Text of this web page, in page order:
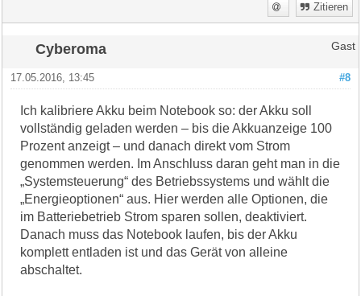
Zitieren
Cyberoma Gast
#8
17.05.2016, 13:45
Ich kalibriere Akku beim Notebook so: der Akku soll
vollständig geladen werden – bis die Akkuanzeige 100
Prozent anzeigt – und danach direkt vom Strom
genommen werden. Im Anschluss daran geht man in die
„Systemsteuerung“ des Betriebssystems und wählt die
„Energieoptionen“ aus. Hier werden alle Optionen, die
im Batteriebetrieb Strom sparen sollen, deaktiviert.
Danach muss das Notebook laufen, bis der Akku
komplett entladen ist und das Gerät von alleine
abschaltet.